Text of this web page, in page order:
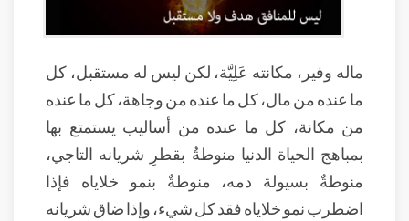
ماله وفير، مكانته عَلِيَّة، لكن ليس له مستقبل، كل
ما عنده من مال، كل ما عنده من وجاهة، كل ما عنده
من مكانة، كل ما عنده من أساليب يستمتع بها
بمباهج الحياة الدنيا منوطةٌ بقطرِ شريانه التاجي،
منوطةٌ بسيولة دمه، منوطةٌ بنمو خلاياه فإذا
اضطرب نمو خلاياه فقد كل شيء، وإذا ضاق شريانه